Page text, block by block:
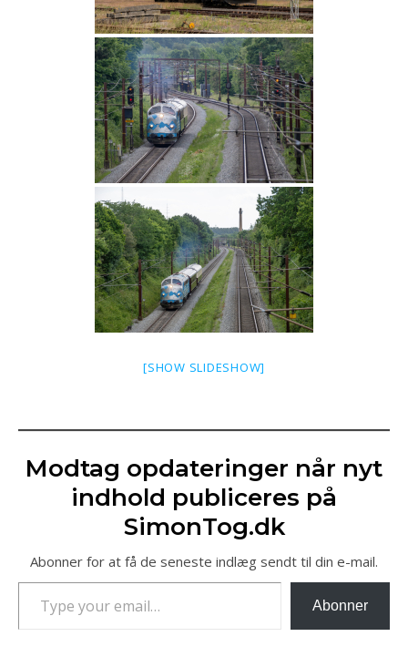
[SHOW SLIDESHOW]
Modtag opdateringer når nyt
indhold publiceres på
SimonTog.dk
Abonner for at få de seneste indlæg sendt til din e-mail.
Type your email…
Abonner